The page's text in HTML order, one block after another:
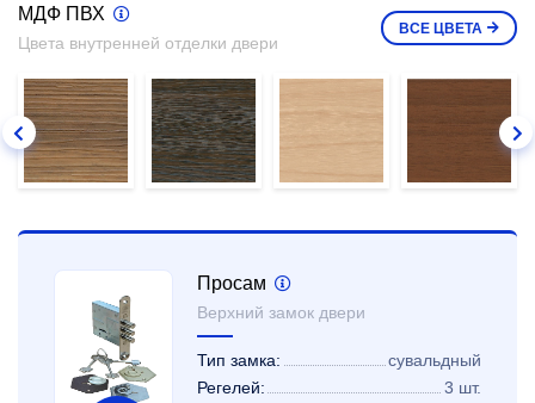
МДФ ПВХ
Цвета внутренней отделки двери
ВСЕ ЦВЕТА
Просам
Верхний замок двери
Тип замка:
сувальдный
Регелей:
3 шт.